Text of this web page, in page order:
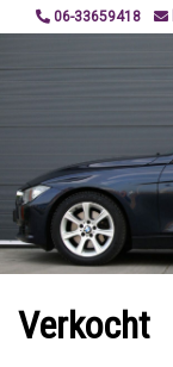
06-33659418
Verkocht